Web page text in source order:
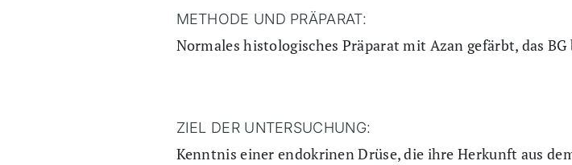
METHODE UND PRÄPARAT:
Normales histologisches Präparat mit Azan gefärbt, das
ZIEL DER UNTERSUCHUNG:
Kenntnis einer endokrinen Drüse, die ihre Herkunft aus